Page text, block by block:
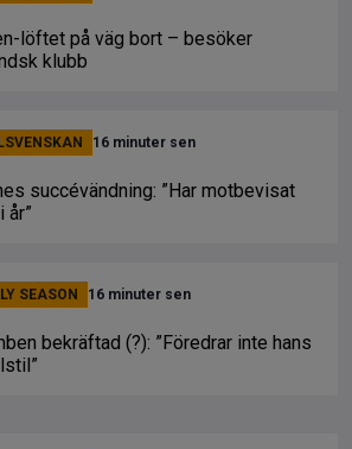
löftet på väg bort – besöker
klubb
16 minuter sen
succévändning: ”Har motbevisat
år”
SEASON 16 minuter sen
bekräftad (?): ”Föredrar inte hans